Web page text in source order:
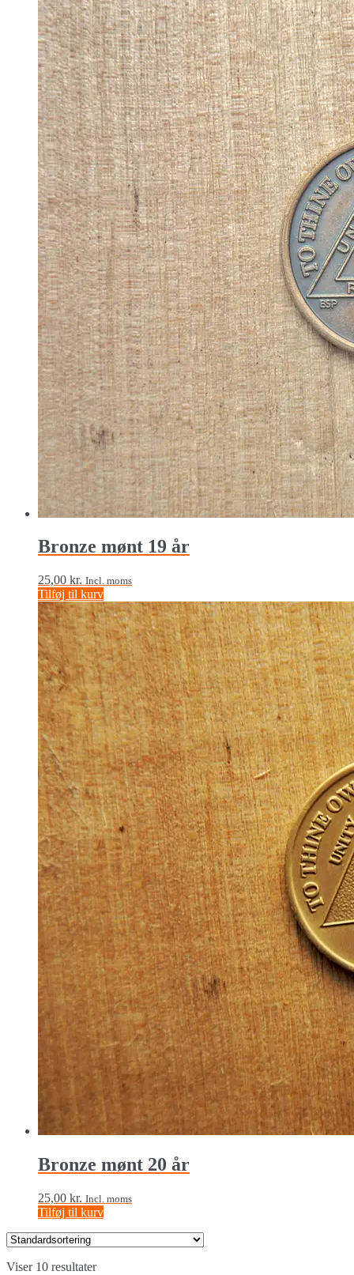
Bronze mønt 19 år
25,00 kr. Incl. moms
Tilføj til kurv
Bronze mønt 20 år
25,00 kr. Incl. moms
Tilføj til kurv
Viser 10 resultater